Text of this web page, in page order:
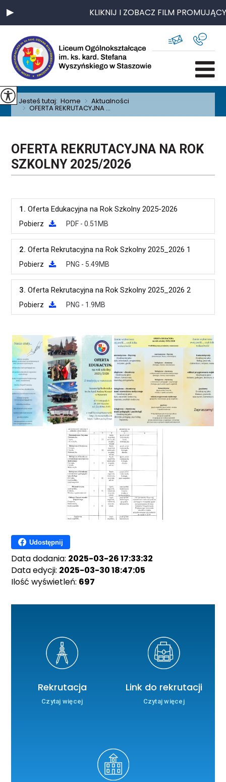
KLIKNIJ I ZOBACZ FILM PROMUJĄCY
Jesteś tutaj:Home > Aktualności
> OFERTA REKRUTACYJNA ...
OFERTA REKRUTACYJNA NA ROK
SZKOLNY 2025/2026
1.Oferta Edukacyjna na Rok Szkolny 2025-2026
Pobierz PDF - 0.51MB
2.Oferta Rekrutacyjna na Rok Szkolny 2025_2026 1
Pobierz PNG - 5.49MB
3.Oferta Rekrutacyjna na Rok Szkolny 2025_2026 2
Pobierz PNG - 1.9MB
Udostępnij
Data dodania: 2025-03-26 17:33:32
Data edycji: 2025-03-30 18:47:05
Ilość wyświetleń: 697
Rekrutacja
Czytaj więcej
Link do rekrutacji
Czytaj więcej